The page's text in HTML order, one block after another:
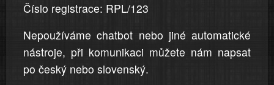
Číslo registrace: RPL/123
Nepoužíváme chatbot nebo jiné automatické
nástroje, při komunikaci můžete nám napsat
po český nebo slovenský.